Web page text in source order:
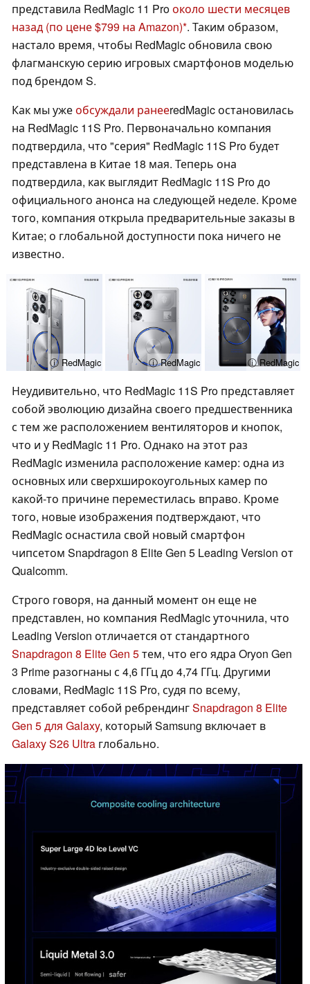
представила RedMagic 11 Proоколо шести месяцев
назад (по цене $799 на Amazon) . Таким образом,
настало время, чтобы RedMagic обновила свою
флагманскую серию игровых смартфонов моделью
под брендом S.
Как мы ужеобсуждали ранееredMagic остановилась
на RedMagic 11S Pro. Первоначально компания
подтвердила, что "серия" RedMagic 11S Pro будет
представлена в Китае 18 мая. Теперь она
подтвердила, как выглядит RedMagic 11S Pro до
официального анонса на следующей неделе. Кроме
того, компания открыла предварительные заказы в
Китае; о глобальной доступности пока ничего не
известно.
ⓘ RedMagic ⓘ RedMagic ⓘ RedMagic
Неудивительно, что RedMagic 11S Pro представляет
собой эволюцию дизайна своего предшественника
с тем же расположением вентиляторов и кнопок,
что и у RedMagic 11 Pro. Однако на этот раз
RedMagic изменила расположение камер: одна из
основных или сверхширокоугольных камер по
какой-то причине переместилась вправо. Кроме
того, новые изображения подтверждают, что
RedMagic оснастила свой новый смартфон
чипсетом Snapdragon 8 Elite Gen 5 Leading Version от
Qualcomm.
Строго говоря, на данный момент он еще не
представлен, но компания RedMagic уточнила, что
Leading Version отличается от стандартного
Snapdragon 8 Elite Gen 5тем, что его ядра Oryon Gen
3 Prime разогнаны с 4,6 ГГц до 4,74 ГГц. Другими
словами, RedMagic 11S Pro, судя по всему,
представляет собой ребрендингSnapdragon 8 Elite
Gen 5 для Galaxy, который Samsung включает в
Galaxy S26 Ultra глобально.